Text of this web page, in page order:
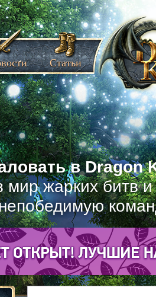
в Dragon
мир жарких битв
Статьи